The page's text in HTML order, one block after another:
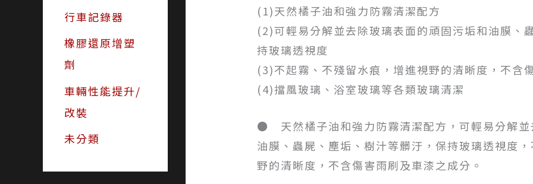
行車記錄器
橡膠還原增塑
劑
車輛性能提升/
改裝
未分類
(1)天然橘子油和強力防霧清潔配方
(2)可輕易分解並去除玻璃表面的頑固污垢和油膜、
持玻璃透視度
(3)不起霧、不殘留水痕，增進視野的清晰度，不含
(4)擋風玻璃、浴室玻璃等各類玻璃清潔
● 天然橘子油和強力防霧清潔配方，可輕易分解並
油膜、蟲屍、塵垢、樹汁等髒汙，保持玻璃透視度
野的清晰度，不含傷害雨刷及車漆之成分。